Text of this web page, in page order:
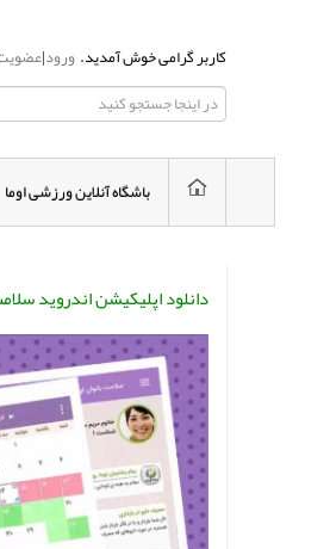
کاربر گرامی خوش آمدید.ورود|
باشگاه آنلاین ورزشی اوما
دانلود اپلیکیشن اندروید